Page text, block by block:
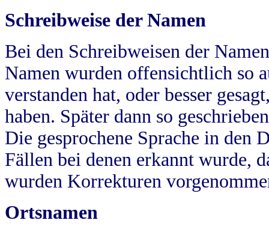
Schreibweise der Namen
Bei den Schreibweisen der
Namen wurden offensichtlich so
verstanden hat, oder besser
haben. Später dann so
Die gesprochene Sprache in
Fällen bei denen erkannt wurde,
wurden Korrekturen
Ortsnamen